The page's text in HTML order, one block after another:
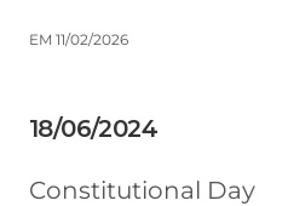
EM 11/02/2026
18/06/2024
Constitutional Day